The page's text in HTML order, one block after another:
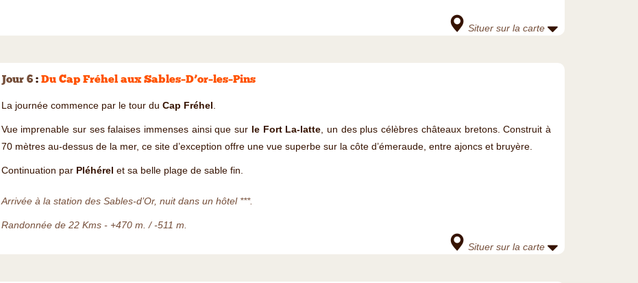
Situer sur la carte
Jour 6: Du Cap Fréhel aux Sables–D’or–les–Pins
La journée commence par le tour du Cap Fréhel .
Vue imprenable sur ses falaises immenses ainsi que sur le Fort La-latte, un des plus célèbres châteaux bretons. Construit à
70 mètres au-dessus de la mer, ce site d’exception offre une vue superbe sur la côte d’émeraude, entre ajoncs et bruyère.
Continuation par Pléhérel et sa belle plage de sable fin.
Arrivée à la station des Sables-d’Or, nuit dans un hôtel ***.
Randonnée de 22 Kms - +470 m. / -511 m.
Situer sur la carte